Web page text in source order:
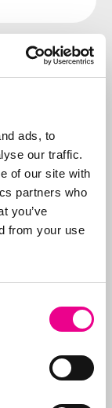
ads, to
our traffic.
of our site with
partners who
you’ve
from your use
over